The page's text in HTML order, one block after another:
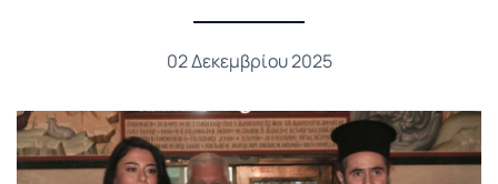
02 Δεκεμβρίου 2025